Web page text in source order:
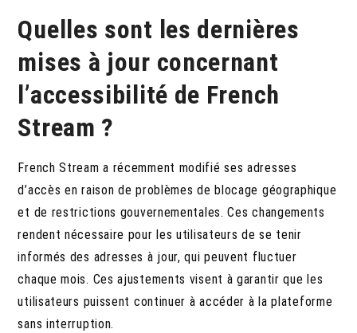
Quelles sont les dernières
mises à jour concernant
l’accessibilité de French
Stream ?
French Stream a récemment modifié ses adresses
d’accès en raison de problèmes de blocage géographique
et de restrictions gouvernementales. Ces changements
rendent nécessaire pour les utilisateurs de se tenir
informés des adresses à jour, qui peuvent fluctuer
chaque mois. Ces ajustements visent à garantir que les
utilisateurs puissent continuer à accéder à la plateforme
sans interruption.